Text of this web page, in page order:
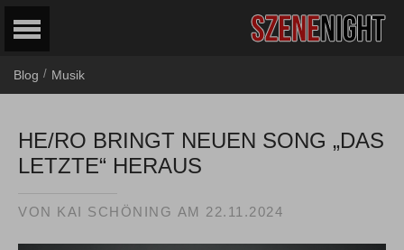
Blog / Musik
HE/RO BRINGT NEUEN SONG „DAS
LETZTE“ HERAUS
VON KAI SCHÖNING AM 22.11.2024